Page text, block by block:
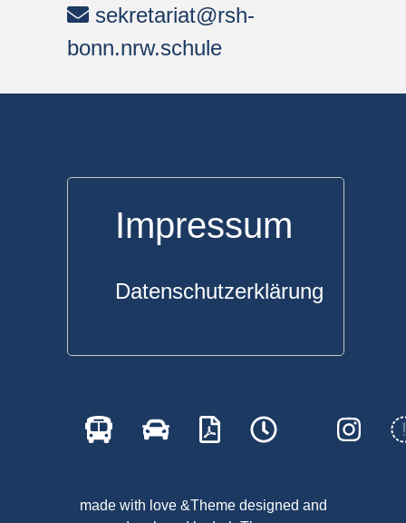
sekretariat@rsh-
bonn.nrw.schule
Impressum
Datenschutzerklärung
made with love &Theme designed and